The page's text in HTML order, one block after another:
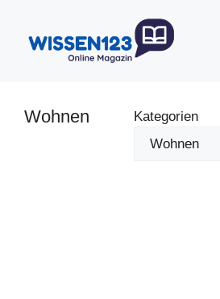
springen
Wohnen Kategorien